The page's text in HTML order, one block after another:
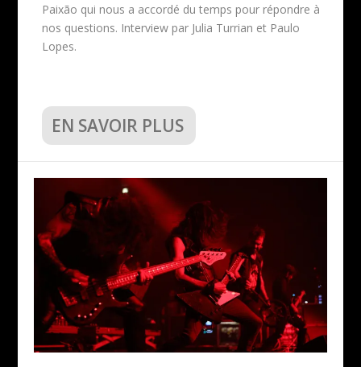
Paixão qui nous a accordé du temps pour répondre à
nos questions. Interview par Julia Turrian et Paulo
Lopes.
EN SAVOIR PLUS